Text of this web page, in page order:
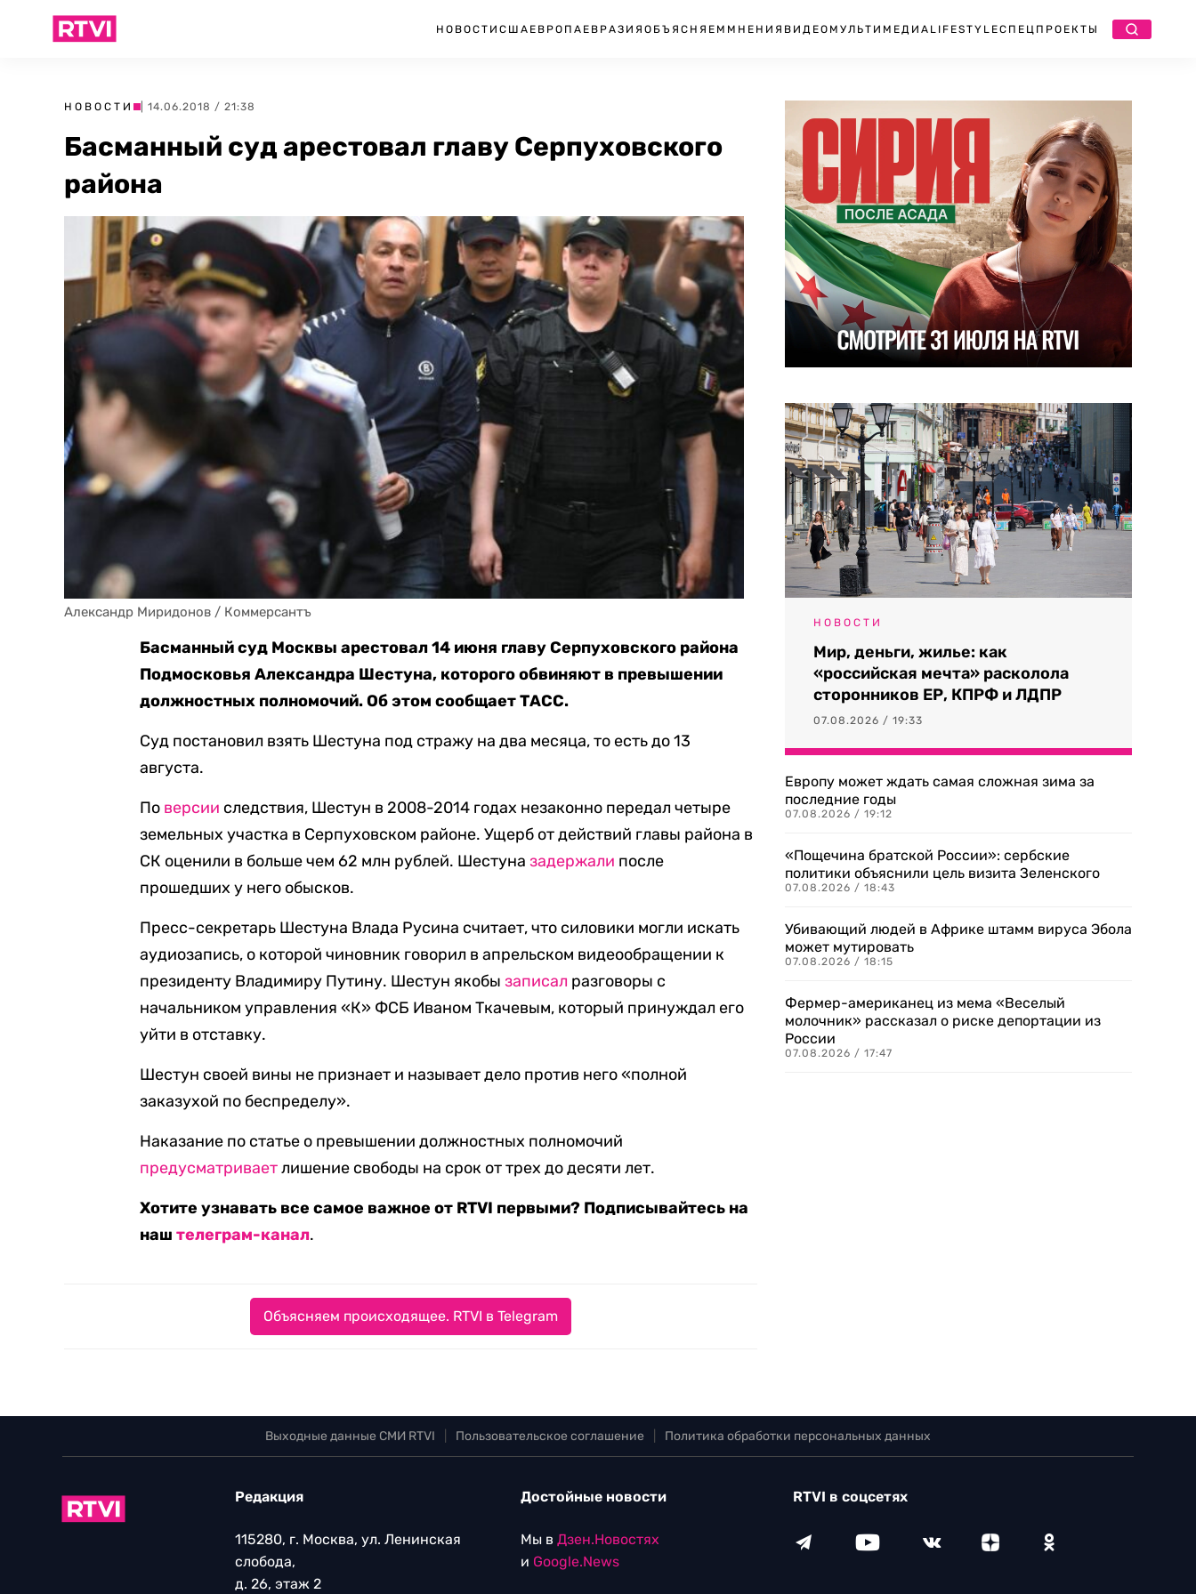
НОВОСТИ США ЕВРОПА ЕВРАЗИЯ ОБЪЯСНЯЕМ МНЕНИЯ ВИДЕО МУЛЬТИМЕДИА LIFESTYLEСПЕЦПРОЕКТЫ
НОВОСТИ | 14.06.2018 / 21:38
Басманный суд арестовал главу Серпуховского
района
Александр Миридонов / Коммерсантъ
Басманный суд Москвы арестовал 14 июня главу Серпуховского района
Подмосковья Александра Шестуна, которого обвиняют в превышении
должностных полномочий. Об этом сообщает ТАСС.
Суд постановил взять Шестуна под стражу на два месяца, то есть до 13
августа.
По версии следствия, Шестун в 2008-2014 годах незаконно передал четыре
земельных участка в Серпуховском районе. Ущерб от действий главы района в
СК оценили в больше чем 62 млн рублей. Шестуназадержали после
прошедших у него обысков.
Пресс-секретарь Шестуна Влада Русина считает, что силовики могли искать
аудиозапись, о которой чиновник говорил в апрельском видеообращении к
президенту Владимиру Путину. Шестун якобызаписал разговоры с
начальником управления «К» ФСБ Иваном Ткачевым, который принуждал его
уйти в отставку.
Шестун своей вины не признает и называет дело против него «полной
заказухой по беспределу».
Наказание по статье о превышении должностных полномочий
предусматриваетлишение свободы на срок от трех до десяти лет.
Хотите узнавать все самое важное от RTVI первыми? Подписывайтесь на
наштелеграм-канал.
Объясняем происходящее. RTVI в Telegram
НОВОСТИ
Мир, деньги, жилье: как
«российская мечта» расколола
сторонников ЕР, КПРФ и ЛДПР
07.08.2026 / 19:33
Европу может ждать самая сложная зима за
последние годы
07.08.2026 / 19:12
«Пощечина братской России»: сербские
политики объяснили цель визита Зеленского
07.08.2026 / 18:43
Убивающий людей в Африке штамм вируса Эбола
может мутировать
07.08.2026 / 18:15
Фермер-американец из мема «Веселый
молочник» рассказал о риске депортации из
России
07.08.2026 / 17:47
Выходные данные СМИ RTVI Пользовательское соглашение Политика обработки персональных данных
Редакция
115280, г. Москва, ул. Ленинская
слобода,
д. 26, этаж 2
Достойные новости
Мы в Дзен.Новостях
и Google.News
RTVI в соцсетях